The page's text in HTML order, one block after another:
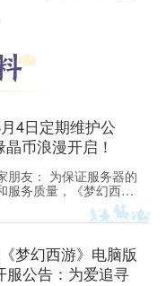
4日定期维护公
币浪漫开启！
朋友： 为保证服务器的
服务质量，《梦幻西
务器将于2026年8月4日
机，进行每周例行的维
各位玩家相互转告，并
戏时间，以免造成不必
梦幻西游》电脑版
服公告：为爱追寻